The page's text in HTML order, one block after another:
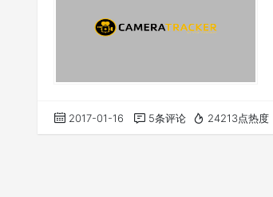
2017-01-16 5条评论 24213点热度